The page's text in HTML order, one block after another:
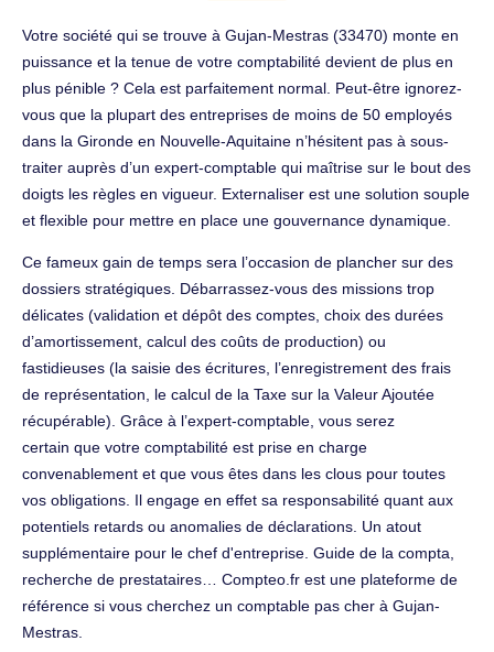
Votre société qui se trouve à Gujan-Mestras (33470) monte en
puissance et la tenue de votre comptabilité devient de plus en
plus pénible ? Cela est parfaitement normal. Peut-être ignorez-
vous que la plupart des entreprises de moins de 50 employés
dans la Gironde en Nouvelle-Aquitaine n’hésitent pas à sous-
traiter auprès d’un expert-comptable qui maîtrise sur le bout des
doigts les règles en vigueur. Externaliser est une solution souple
et flexible pour mettre en place une gouvernance dynamique.
Ce fameux gain de temps sera l’occasion de plancher sur des
dossiers stratégiques. Débarrassez-vous des missions trop
délicates (validation et dépôt des comptes, choix des durées
d’amortissement, calcul des coûts de production) ou
fastidieuses (la saisie des écritures, l’enregistrement des frais
de représentation, le calcul de la Taxe sur la Valeur Ajoutée
récupérable). Grâce à l’expert-comptable, vous serez
certain que votre comptabilité est prise en charge
convenablement et que vous êtes dans les clous pour toutes
vos obligations. Il engage en effet sa responsabilité quant aux
potentiels retards ou anomalies de déclarations. Un atout
supplémentaire pour le chef d'entreprise. Guide de la compta,
recherche de prestataires… Compteo.fr est une plateforme de
référence si vous cherchez un comptable pas cher à Gujan-
Mestras.